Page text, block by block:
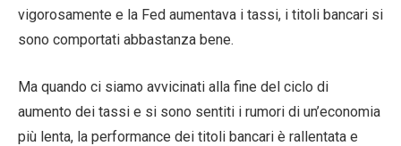
vigorosamente e la Fed aumentava i tassi, i titoli bancari si
sono comportati abbastanza bene.
Ma quando ci siamo avvicinati alla fine del ciclo di
aumento dei tassi e si sono sentiti i rumori di un’economia
più lenta, la performance dei titoli bancari è rallentata e